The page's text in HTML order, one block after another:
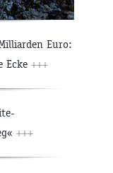
Euro:
Ecke +++
+++